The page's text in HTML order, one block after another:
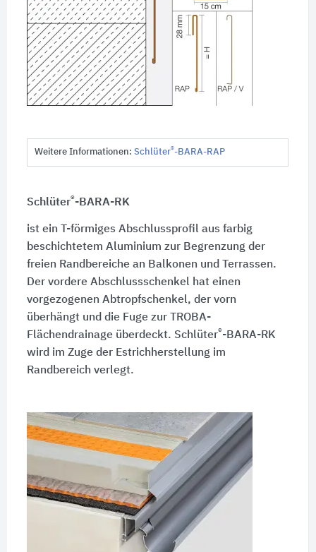
Weitere Informationen: Schlüter®-BARA-RAP
Schlüter®-BARA-RK
ist ein T-förmiges Abschlussprofil aus farbig
beschichtetem Aluminium zur Begrenzung der
freien Randbereiche an Balkonen und Terrassen.
Der vordere Abschlussschenkel hat einen
vorgezogenen Abtropfschenkel, der vorn
überhängt und die Fuge zur TROBA-
Flächendrainage überdeckt. Schlüter®-BARA-RK
wird im Zuge der Estrichherstellung im
Randbereich verlegt.